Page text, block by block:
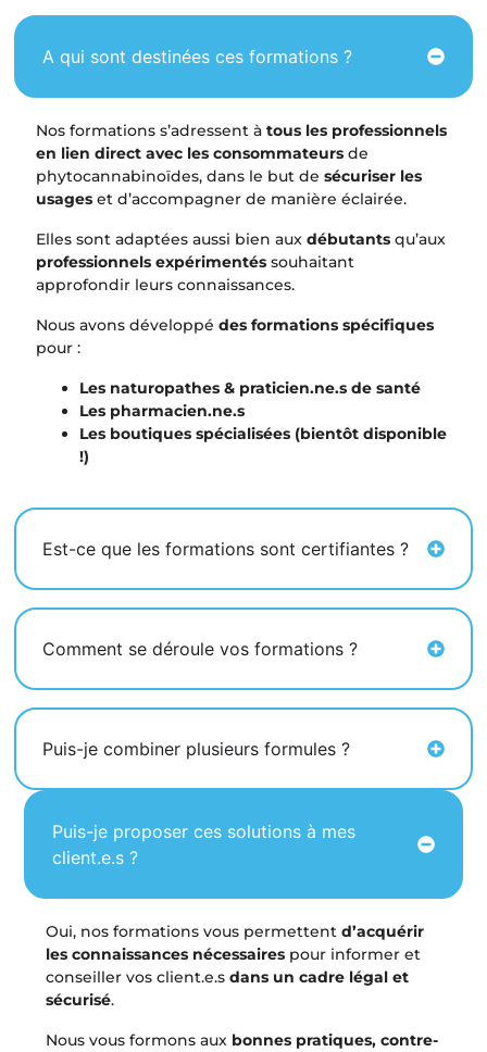
A qui sont destinées ces formations ?
Nos formations s’adressent àtous les professionnels
en lien direct avec les consommateurs de
phytocannabinoïdes, dans le but desécuriser les
usages et d’accompagner de manière éclairée.
Elles sont adaptées aussi bien auxdébutants qu’aux
professionnels expérimentés souhaitant
approfondir leurs connaissances.
Nous avons développédes formations spécifiques
pour :
Les naturopathes & praticien.ne.s de santé
Les pharmacien.ne.s
Les boutiques spécialisées (bientôt disponible
!)
Est-ce que les formations sont certifiantes ?
Comment se déroule vos formations ?
Puis-je combiner plusieurs formules ?
Puis-je proposer ces solutions à mes
client.e.s ?
Oui, nos formations vous permettentd’acquérir
les connaissances nécessaires pour informer et
conseiller vos client.e.sdans un cadre légal et
sécurisé.
Nous vous formons aux bonnes pratiques, contre-